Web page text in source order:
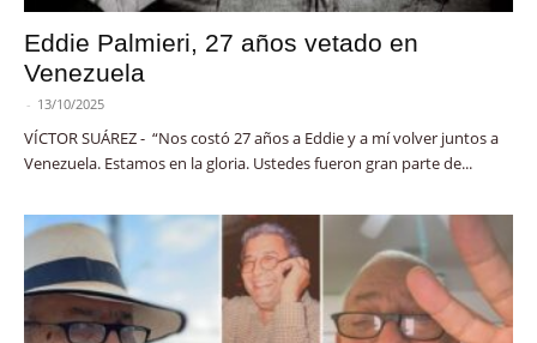
Eddie Palmieri, 27 años vetado en
Venezuela
- 13/10/2025
VÍCTOR SUÁREZ - “Nos costó 27 años a Eddie y a mí volver juntos a
Venezuela. Estamos en la gloria. Ustedes fueron gran parte de...